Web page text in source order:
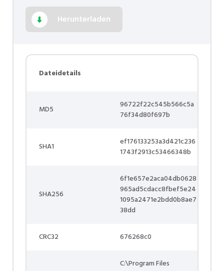
Herunterladen
Dateidetails
MD5
96722f22c545b566c5a
76f34d80f697b
SHA1
ef176133253a3d421c236
1743f2913c53466348b
SHA256
6f1e657e2aca04db0628
965ad5cdacc8fbef5e24
1095a2471e2bdd0b8ae7
38dd
CRC32 676268c0
C:\Program Files